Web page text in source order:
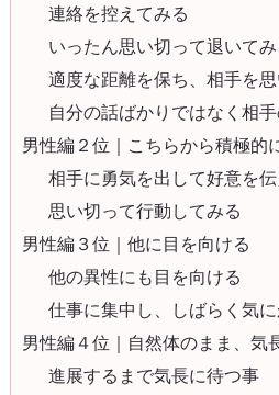
連絡を控えてみる
いったん思い切って退いてみ
適度な距離を保ち、相手を
自分の話ばかりではなく相
男性編２位｜こちらから積極的
相手に勇気を出して好意を
思い切って行動してみる
男性編３位｜他に目を向ける
他の異性にも目を向ける
仕事に集中し、しばらく気
男性編４位｜自然体のまま、気
進展するまで気長に待つ事